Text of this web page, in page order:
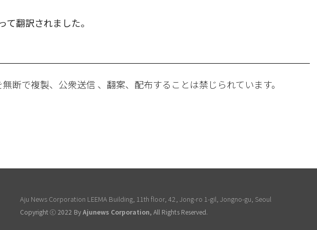
て翻訳されました。
断で複製、公衆送信 、翻案、配布することは禁じられています。
Aju News Corporation LEEMA Building, 11th floor, 42, Jong-ro 1-gil, Jongno-gu, Seoul
Copyright ⓒ 2022 ByAjunews Corporation, All Rights Reserved.